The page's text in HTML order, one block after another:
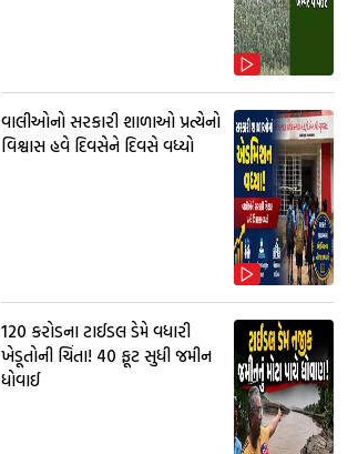
વાલીઓનો સરકારી શાળાઓ પ્રત્યેનો
વિશ્વાસ હવે દિવસેને દિવસે વધ્યો
₹120 કરોડના ટાઈડલ ડેમે વધારી
ખેડૂતોની ચિંતા! 40 ફૂટ સુધી જમીન
ધોવાઈ